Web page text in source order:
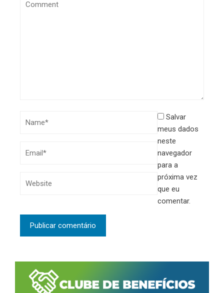
Salvar
meus dados
neste
navegador
para a
próxima vez
que eu
comentar.